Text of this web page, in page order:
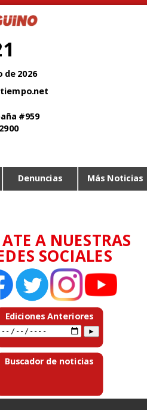
de 2026
#959
Denuncias Más Noticias
A NUESTRAS
SOCIALES
Ediciones Anteriores
Buscador de noticias